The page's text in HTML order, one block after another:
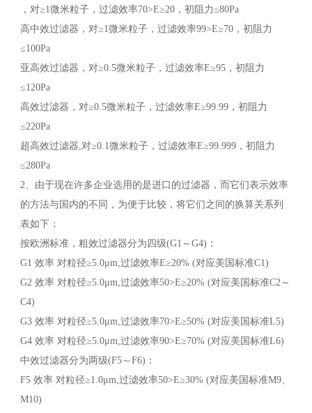
，对≥1微米粒子，过滤效率70>E≥20，初阻力≤80Pa
高中效过滤器，对≥1微米粒子，过滤效率99>E≥70，初阻力
≤100Pa
亚高效过滤器，对≥0.5微米粒子，过滤效率E≥95，初阻力
≤120Pa
高效过滤器，对≥0.5微米粒子，过滤效率E≥99.99，初阻力
≤220Pa
超高效过滤器,对≥0.1微米粒子，过滤效率E≥99.999，初阻力
≤280Pa
2、由于现在许多企业选用的是进口的过滤器，而它们表示效率
的方法与国内的不同，为便于比较，将它们之间的换算关系列
表如下：
按欧洲标准，粗效过滤器分为四级(G1～G4)：
G1 效率 对粒径≥5.0μm,过滤效率E≥20% (对应美国标准C1)
G2 效率 对粒径≥5.0μm,过滤效率50>E≥20% (对应美国标准C2～
C4)
G3 效率 对粒径≥5.0μm,过滤效率70>E≥50% (对应美国标准L5)
G4 效率 对粒径≥5.0μm,过滤效率90>E≥70% (对应美国标准L6)
中效过滤器分为两级(F5～F6)：
F5 效率 对粒径≥1.0μm,过滤效率50>E≥30% (对应美国标准M9、
M10)